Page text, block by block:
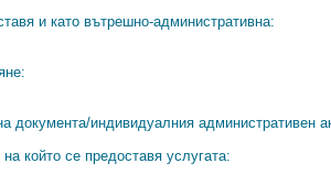
и като вътрешно-административна:
документа/индивидуалния административен
който се предоставя услугата: